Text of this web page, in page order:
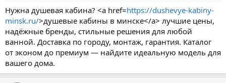
Нужна душевая кабина? <a href=https://dushevye-kabiny-
minsk.ru/>душевые кабины в минске</a> лучшие цены,
надёжные бренды, стильные решения для любой
ванной. Доставка по городу, монтаж, гарантия. Каталог
от эконом до премиум — найдите идеальную модель для
вашего дома.